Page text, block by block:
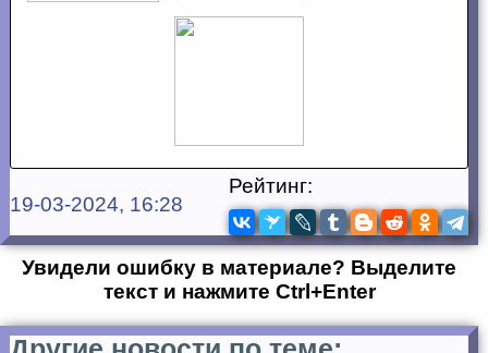
19-03-2024, 16:28
Рейтинг:
Увидели ошибку в материале? Выделите
текст и нажмите Ctrl+Enter